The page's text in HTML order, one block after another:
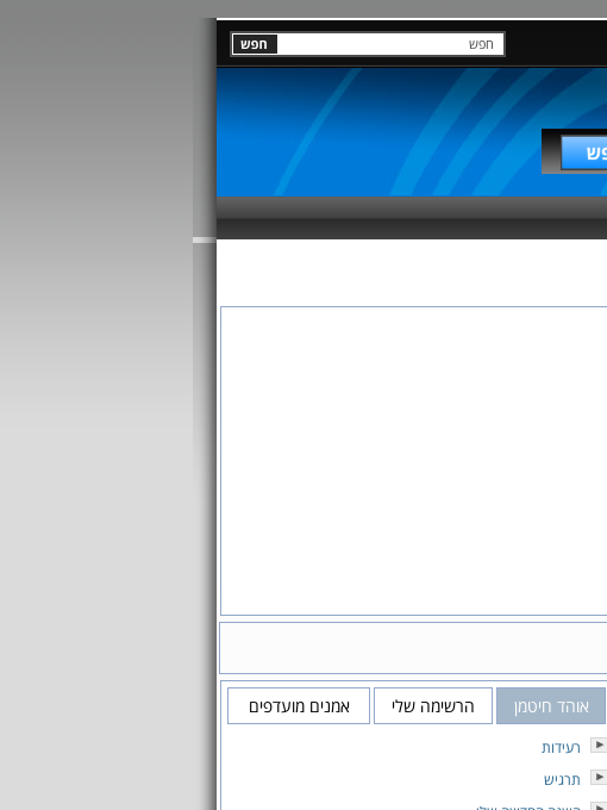
אוהד חיטמן הרשימה שלי אמנים מועדפים
רעידות
תרגיש